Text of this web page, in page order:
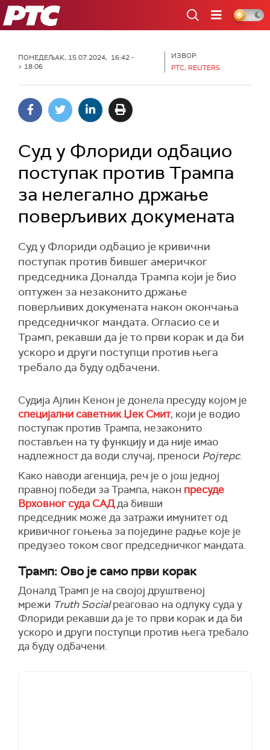
РТС
ПОНЕДЕЉАК, 15.07.2024, 16:42 -
> 18:06
ИЗВОР:
РТС, REUTERS
Суд у Флориди одбацио
поступак против Трампа
за нелегално држање
поверљивих докумената
Суд у Флориди одбацио је кривични
поступак против бившег америчког
председника Доналда Трампа који је био
оптужен за незаконито држање
поверљивих докумената након окончања
председничког мандата. Огласио се и
Трамп, рекавши да је то први корак и да би
ускоро и други поступци против њега
требало да буду одбачени.
Судија Ајлин Кенон је донела пресуду којом је
специјални саветник Џек Смит, који је водио
поступак против Трампа, незаконито
постављен на ту функцију и да није имао
надлежност да води случај, преноси Ројтерс.
Како наводи агенција, реч је о још једној
правној победи за Трампа, након пресуде
Врховног суда САДда бивши
председник може да затражи имунитет од
кривичног гоњења за поједине радње које је
предузео током свог председничког мандата.
Трамп: Ово је само први корак
Доналд Трамп је на својој друштвеној
мрежи Truth Socialреаговао на одлуку суда у
Флориди рекавши да је то први корак и да би
ускоро и други поступци против њега требало
да буду одбачени.